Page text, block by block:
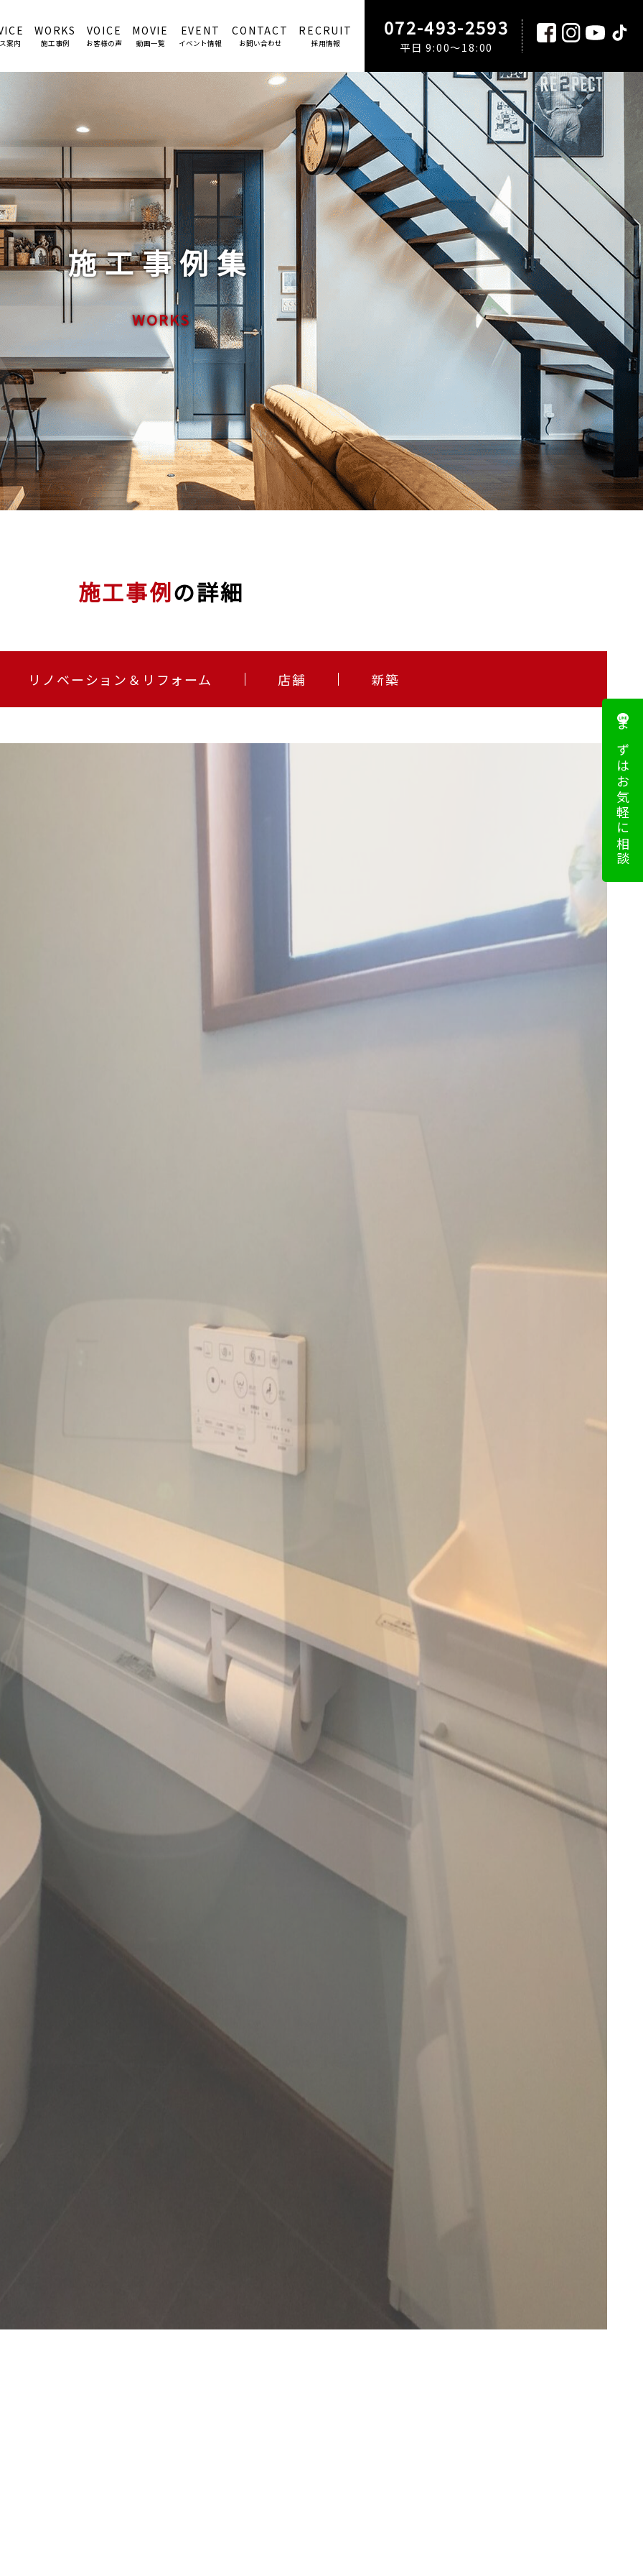
案内
WORKS
施工事例
VOICE
お客様の声
MOVIE
動画一覧
EVENT
イベント情報
CONTACT
お問い合わせ
RECRUIT
採用情報 072-493-2593
平日 9:00～18:00
施工事例集
WORKS
施工事例の詳細
リノベーション＆リフォーム 店舗 新築
まずはお気軽に相談